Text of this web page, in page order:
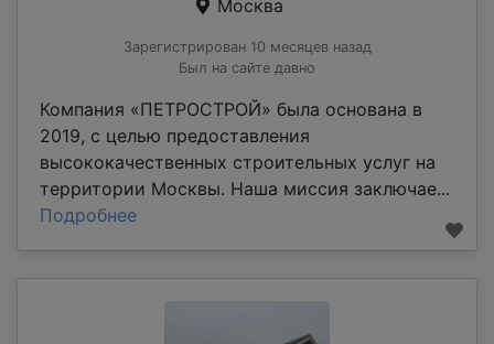
Москва
Зарегистрирован 10 месяцев назад
Был на сайте давно
Компания «ПЕТРОСТРОЙ» была основана в
2019, с целью предоставления
высококачественных строительных услуг на
территории Москвы. Наша миссия заключае...
Подробнее